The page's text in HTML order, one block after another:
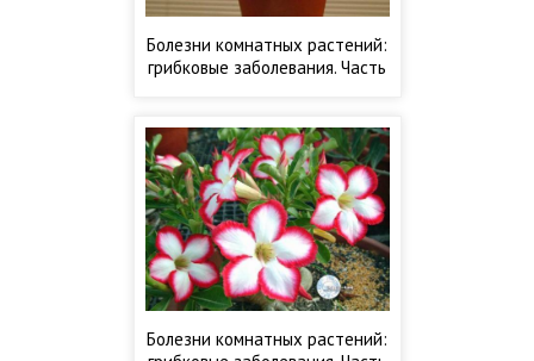
Болезни комнатных растений:
грибковые заболевания. Часть
Болезни комнатных растений: